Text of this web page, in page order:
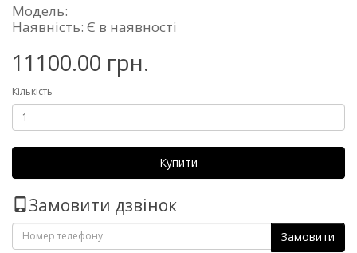
Модель:
Наявність: Є в наявності
11100.00 грн.
Кількість
Купити
Замовити дзвінок
Замовити